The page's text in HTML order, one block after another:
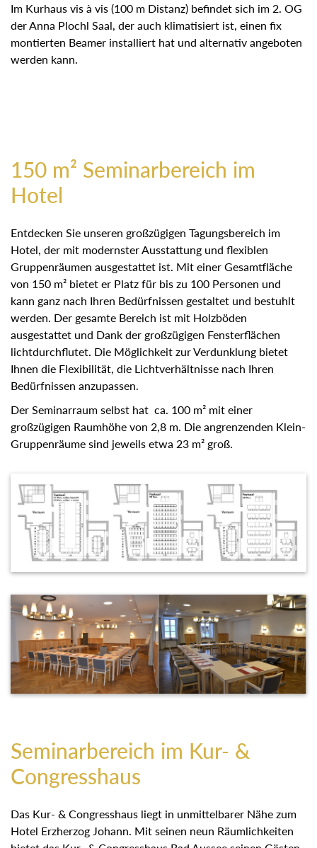
Im Kurhaus vis à vis (100 m Distanz) befindet sich im 2. OG
der Anna Plochl Saal, der auch klimatisiert ist, einen fix
montierten Beamer installiert hat und alternativ angeboten
werden kann.
150 m² Seminarbereich im
Hotel
Entdecken Sie unseren großzügigen Tagungsbereich im
Hotel, der mit modernster Ausstattung und flexiblen
Gruppenräumen ausgestattet ist. Mit einer Gesamtfläche
von 150 m² bietet er Platz für bis zu 100 Personen und
kann ganz nach Ihren Bedürfnissen gestaltet und bestuhlt
werden. Der gesamte Bereich ist mit Holzböden
ausgestattet und Dank der großzügigen Fensterflächen
lichtdurchflutet. Die Möglichkeit zur Verdunklung bietet
Ihnen die Flexibilität, die Lichtverhältnisse nach Ihren
Bedürfnissen anzupassen.
Der Seminarraum selbst hat ca. 100 m² mit einer
großzügigen Raumhöhe von 2,8 m. Die angrenzenden Klein-
Gruppenräume sind jeweils etwa 23 m² groß.
Seminarbereich im Kur- &
Congresshaus
Das Kur- & Congresshaus liegt in unmittelbarer Nähe zum
Hotel Erzherzog Johann. Mit seinen neun Räumlichkeiten